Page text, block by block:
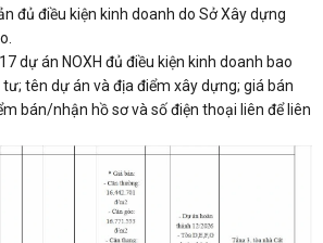
đủ điều kiện kinh doanh do Sở Xây dựng
dự án NOXH đủ điều kiện kinh doanh bao
tên dự án và địa điểm xây dựng; giá bán
bán/nhận hồ sơ và số điện thoại liên để liên